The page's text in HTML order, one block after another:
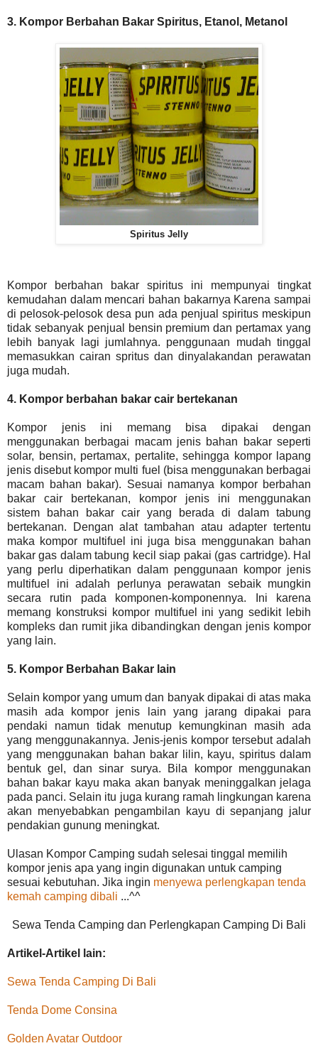
3. Kompor Berbahan Bakar Spiritus, Etanol, Metanol
Spiritus Jelly
Kompor berbahan bakar spiritus ini mempunyai tingkat
kemudahan dalam mencari bahan bakarnya Karena sampai
di pelosok-pelosok desa pun ada penjual spiritus meskipun
tidak sebanyak penjual bensin premium dan pertamax yang
lebih banyak lagi jumlahnya. penggunaan mudah tinggal
memasukkan cairan spritus dan dinyalakandan perawatan
juga mudah.
4. Kompor berbahan bakar cair bertekanan
Kompor jenis ini memang bisa dipakai dengan
menggunakan berbagai macam jenis bahan bakar seperti
solar, bensin, pertamax, pertalite, sehingga kompor lapang
jenis disebut kompor multi fuel (bisa menggunakan berbagai
macam bahan bakar). Sesuai namanya kompor berbahan
bakar cair bertekanan, kompor jenis ini menggunakan
sistem bahan bakar cair yang berada di dalam tabung
bertekanan. Dengan alat tambahan atau adapter tertentu
maka kompor multifuel ini juga bisa menggunakan bahan
bakar gas dalam tabung kecil siap pakai (gas cartridge). Hal
yang perlu diperhatikan dalam penggunaan kompor jenis
multifuel ini adalah perlunya perawatan sebaik mungkin
secara rutin pada komponen-komponennya. Ini karena
memang konstruksi kompor multifuel ini yang sedikit lebih
kompleks dan rumit jika dibandingkan dengan jenis kompor
yang lain.
5. Kompor Berbahan Bakar lain
Selain kompor yang umum dan banyak dipakai di atas maka
masih ada kompor jenis lain yang jarang dipakai para
pendaki namun tidak menutup kemungkinan masih ada
yang menggunakannya. Jenis-jenis kompor tersebut adalah
yang menggunakan bahan bakar lilin, kayu, spiritus dalam
bentuk gel, dan sinar surya. Bila kompor menggunakan
bahan bakar kayu maka akan banyak meninggalkan jelaga
pada panci. Selain itu juga kurang ramah lingkungan karena
akan menyebabkan pengambilan kayu di sepanjang jalur
pendakian gunung meningkat.
Ulasan Kompor Camping sudah selesai tinggal memilih
kompor jenis apa yang ingin digunakan untuk camping
sesuai kebutuhan. Jika ingin menyewa perlengkapan tenda
kemah camping dibali ...^^
Sewa Tenda Camping dan Perlengkapan Camping Di Bali
Artikel-Artikel lain:
Sewa Tenda Camping Di Bali
Tenda Dome Consina
Golden Avatar Outdoor